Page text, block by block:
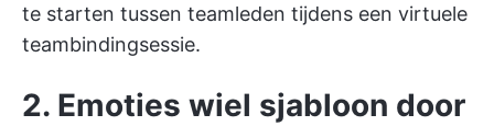
te starten tussen teamleden tijdens een virtuele
teambindingsessie.
2. Emoties wiel sjabloon door